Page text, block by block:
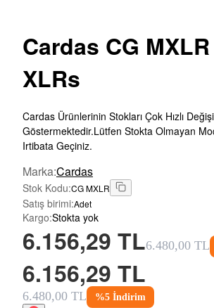
Cardas CG
XLRs
Cardas Ürünlerinin Stokları Çok Hızlı
Göstermektedir.Lütfen Stokta Olmayan
Irtibata Geçiniz.
Marka:Cardas
Stok Kodu:CG MXLR
Satış birimi:Adet
Kargo:Stokta yok
6.156,29 TL6.480,00 TL
6.156,29 TL
6.480,00 TL %5 İndirim